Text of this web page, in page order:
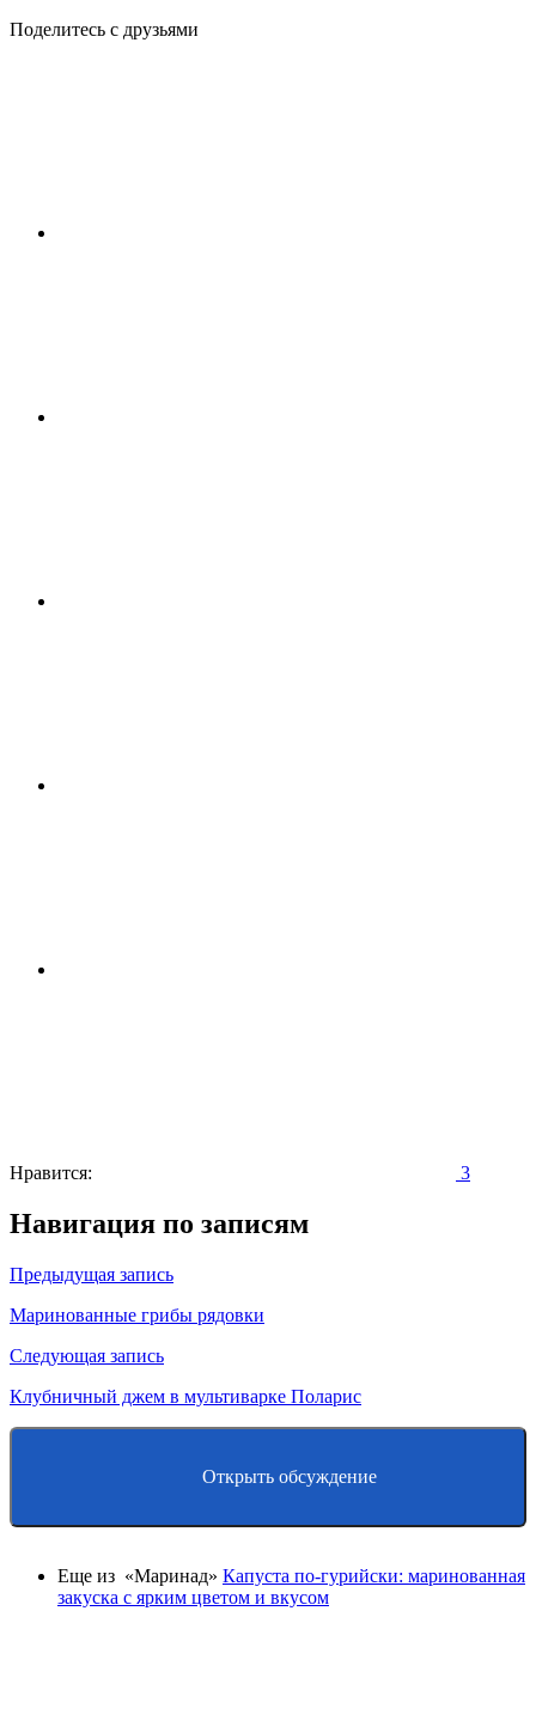
Поделитесь с друзьями
Нравится: 3
Навигация по записям
Предыдущая запись
Маринованные грибы рядовки
Следующая запись
Клубничный джем в мультиварке Поларис
Открыть обсуждение
Еще из «Маринад» Капуста по-гурийски: маринованная
закуска с ярким цветом и вкусом